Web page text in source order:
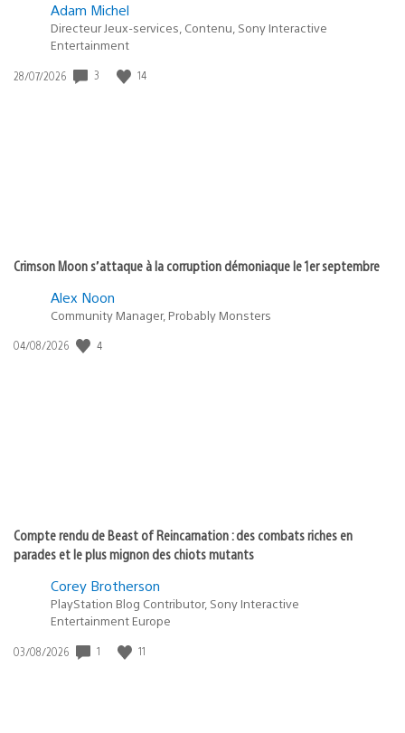
Adam Michel
Directeur Jeux-services, Contenu, Sony Interactive
Entertainment
Date
28/07/2026 3 14
Crimson Moon s’attaque à la corruption démoniaque le 1er septembre
Alex Noon
Community Manager, Probably Monsters
Date
04/08/2026 4
Compte rendu de Beast of Reincarnation : des combats riches en
parades et le plus mignon des chiots mutants
Corey Brotherson
PlayStation Blog Contributor, Sony Interactive
Entertainment Europe
Date
03/08/2026 1 11